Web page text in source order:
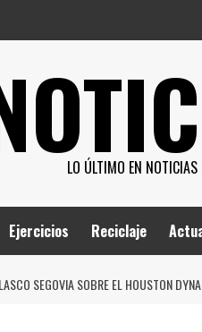
LO ÚLTIMO EN
Ejercicios Reciclaje
SEGOVIA SOBRE EL HOUSTON